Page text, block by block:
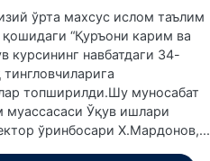
ўрта махсус ислом таълим
“Қуръони карим ва
курсининг навбатдаги 34-
топширилди.Шу муносабат
муассасаси Ўқув ишлари
ўринбосари Х.Мардонов,...